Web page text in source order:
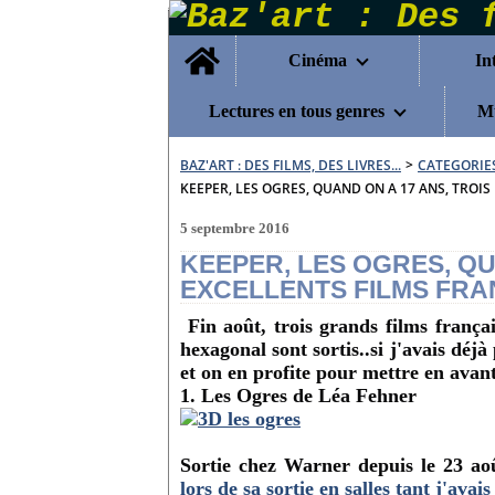
Home
Cinéma
Lectures en tous genres
BAZ'ART : DES FILMS, DES LIVRES... >
KEEPER, LES OGRES, QUAND ON A 17 ANS,
5 septembre 2016
KEEPER, LES OGRES,
EXCELLENTS FILMS
Fin août, trois grands films
hexagonal sont sortis..si j'avais
et on en profite pour mettre en
1. Les Ogres de Léa Fehner
Sortie chez Warner depuis le 23
lors de sa sortie en salles tant